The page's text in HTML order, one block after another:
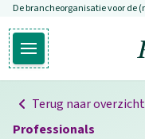
Overslaan en naar de
De brancheorganisatie voor de
Open hoofdmenu
Terug naar overzicht
Professionals